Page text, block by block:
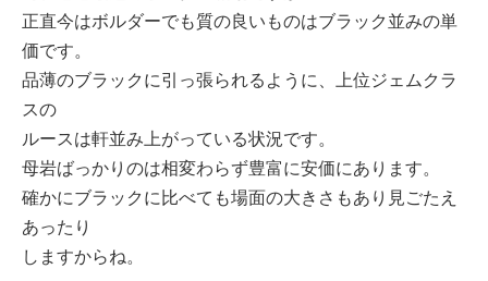
正直今はボルダーでも質の良いものはブラック並みの単
価です。
品薄のブラックに引っ張られるように、上位ジェムクラ
スの
ルースは軒並み上がっている状況です。
母岩ばっかりのは相変わらず豊富に安価にあります。
確かにブラックに比べても場面の大きさもあり見ごたえ
あったり
しますからね。